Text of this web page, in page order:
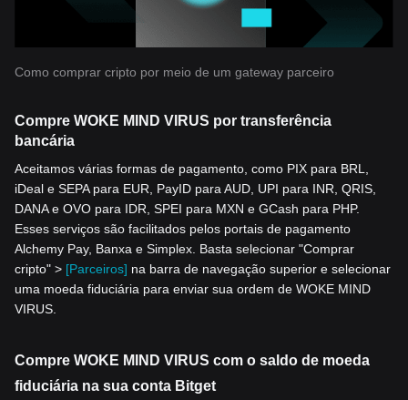
Como comprar cripto por meio de um gateway parceiro
Compre WOKE MIND VIRUS por transferência
bancária
Aceitamos várias formas de pagamento, como PIX para BRL,
iDeal e SEPA para EUR, PayID para AUD, UPI para INR, QRIS,
DANA e OVO para IDR, SPEI para MXN e GCash para PHP.
Esses serviços são facilitados pelos portais de pagamento
Alchemy Pay, Banxa e Simplex. Basta selecionar "Comprar
cripto" > [Parceiros] na barra de navegação superior e selecionar
uma moeda fiduciária para enviar sua ordem de WOKE MIND
VIRUS.
Compre WOKE MIND VIRUS com o saldo de moeda
fiduciária na sua conta Bitget